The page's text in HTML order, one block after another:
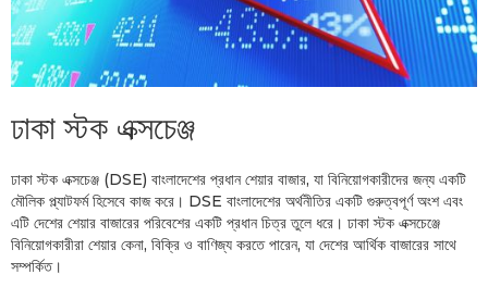
ঢাকা স্টক এক্সচেঞ্জ
ঢাকা স্টক এক্সচেঞ্জ (DSE) বাংলাদেশের প্রধান শেয়ার বাজার, যা বিনিয়োগকারীদের জন্য একটি
মৌলিক প্ল্যাটফর্ম হিসেবে কাজ করে। DSE বাংলাদেশের অর্থনীতির একটি গুরুত্বপূর্ণ অংশ এবং
এটি দেশের শেয়ার বাজারের পরিবেশের একটি প্রধান চিত্র তুলে ধরে। ঢাকা স্টক এক্সচেঞ্জে
বিনিয়োগকারীরা শেয়ার কেনা, বিক্রি ও বাণিজ্য করতে পারেন, যা দেশের আর্থিক বাজারের সাথে
সম্পর্কিত।